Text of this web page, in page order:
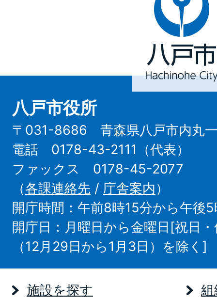
戸
Hachinohe
City
八戸市役所
〒031-8686 青森県八戸市内丸一
電話 0178-43-2111（代表）
ファックス 0178-45-2077
（各課連絡先 / 庁舎案内）
開庁時間：午前8時15分から午後
開庁日：月曜日から金曜日[祝日
（12月29日から1月3日）を除く]
施設を探す